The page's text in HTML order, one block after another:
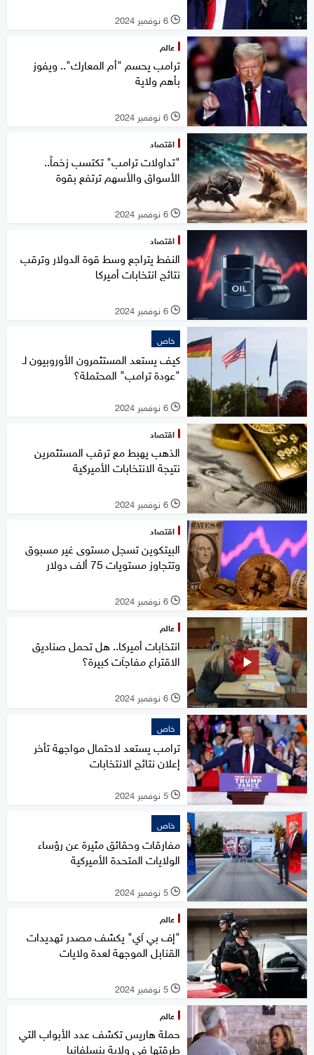
l 6 نوفمبر 2024
عالم
ترامب يحسم "أم المعارك".. ويفوز
بأهم ولاية
l 6 نوفمبر 2024
اقتصاد
"تداولات ترامب" تكتسب زخماً..
الأسواق والأسهم ترتفع بقوة
l 6 نوفمبر 2024
اقتصاد
النفط يتراجع وسط قوة الدولار وترقب
نتائج انتخابات أميركا
l 6 نوفمبر 2024
خاص
كيف يستعد المستثمرون الأوروبيون لـ
"عودة ترامب" المحتملة؟
l 6 نوفمبر 2024
اقتصاد
الذهب يهبط مع ترقب المستثمرين
نتيجة الانتخابات الأميركية
l 6 نوفمبر 2024
اقتصاد
البيتكوين تسجل مستوى غير مسبوق
وتتجاوز مستويات 75 ألف دولار
l 6 نوفمبر 2024
عالم
انتخابات أميركا.. هل تحمل صناديق
الاقتراع مفاجآت كبيرة؟
l 6 نوفمبر 2024
خاص
ترامب يستعد لاحتمال مواجهة تأخر
إعلان نتائج الانتخابات
l 5 نوفمبر 2024
خاص
مفارقات وحقائق مثيرة عن رؤساء
الولايات المتحدة الأميركية
l 5 نوفمبر 2024
عالم
"إف بي آي" يكشف مصدر تهديدات
القنابل الموجهة لعدة ولايات
l 5 نوفمبر 2024
عالم
حملة هاريس تكشف عدد الأبواب التي
طرقتها في ولاية بنسلفانيا